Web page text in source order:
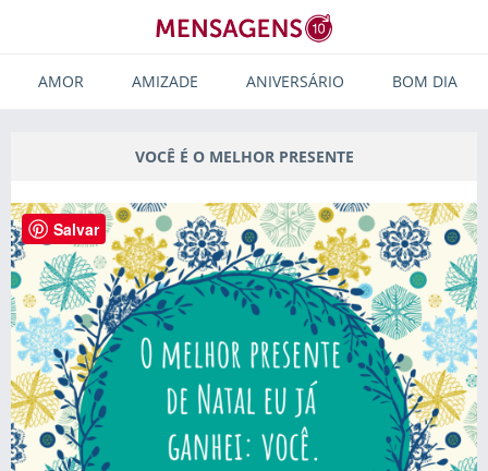
AMOR AMIZADE ANIVERSÁRIO BOM DIA
VOCÊ É O MELHOR PRESENTE
Salvar